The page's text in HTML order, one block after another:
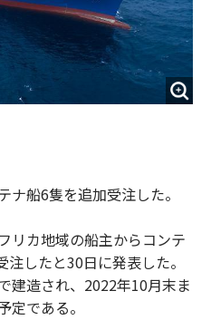
船6隻を追加受注した。
リカ地域の船主からコンテ
したと30日に発表した。
建造され、2022年10月末ま
定である。